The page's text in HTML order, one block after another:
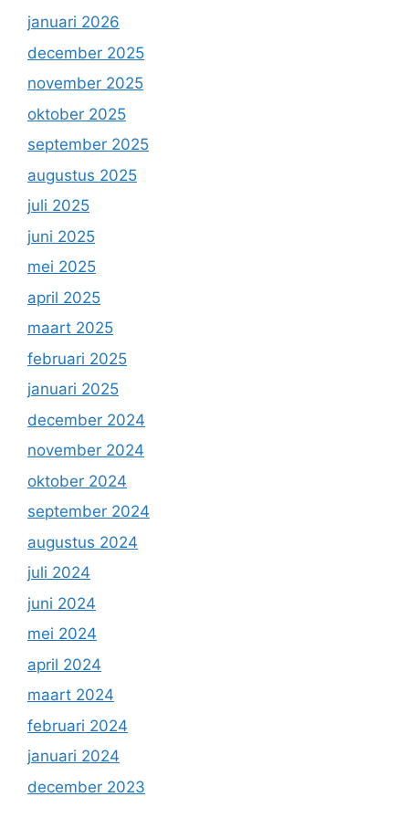
januari 2026
december 2025
november 2025
oktober 2025
september 2025
augustus 2025
juli 2025
juni 2025
mei 2025
april 2025
maart 2025
februari 2025
januari 2025
december 2024
november 2024
oktober 2024
september 2024
augustus 2024
juli 2024
juni 2024
mei 2024
april 2024
maart 2024
februari 2024
januari 2024
december 2023